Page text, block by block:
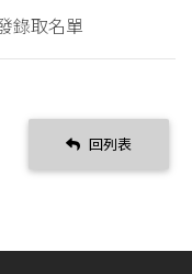
錄取名單
回列表